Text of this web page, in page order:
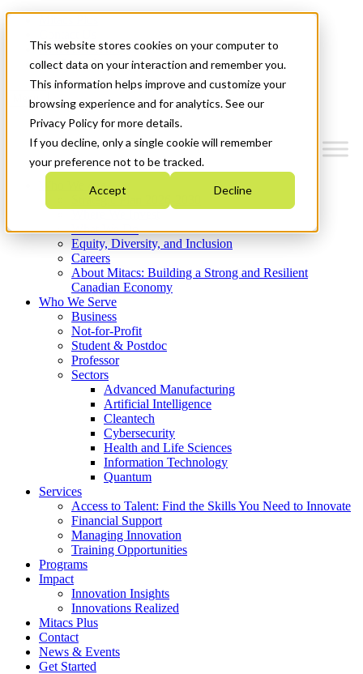
This website stores cookies on your computer to
collect data on your interaction and remember you.
This information helps improve and customize your
browsing experience and for analytics. See our
Privacy Policy for more details.
If you decline, only a single cookie will remember
your preference not to be tracked.
Accept Decline
News & Events
Get Started
Menu
Who We Are
Strategic Plan 2026-2030
What We Do
Equity, Diversity, and Inclusion
Careers
About Mitacs: Building a Strong and Resilient
Canadian Economy
Who We Serve
Business
Not-for-Profit
Student & Postdoc
Professor
Sectors
Advanced Manufacturing
Artificial Intelligence
Cleantech
Cybersecurity
Health and Life Sciences
Information Technology
Quantum
Services
Access to Talent: Find the Skills You Need to Innovate
Financial Support
Managing Innovation
Training Opportunities
Programs
Impact
Innovation Insights
Innovations Realized
Mitacs Plus
Contact
News & Events
Get Started